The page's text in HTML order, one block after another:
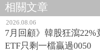
相關文章
2026.08.06
7月回顧》韓股狂瀉
ETF只剩一檔贏過0050